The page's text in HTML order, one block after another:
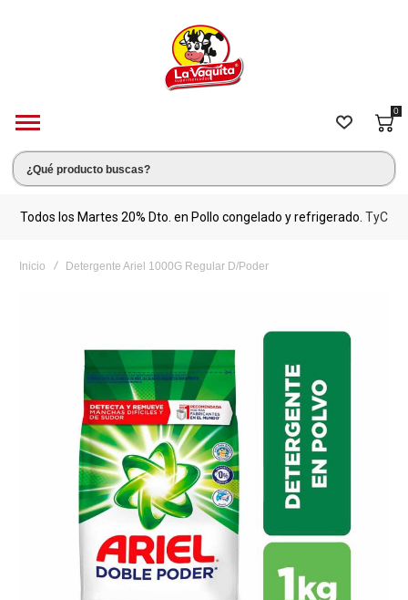
0
Todos los Martes 20% Dto. en Pollo congelado y refrigerado. TyC
Inicio Detergente Ariel 1000G Regular D/Poder